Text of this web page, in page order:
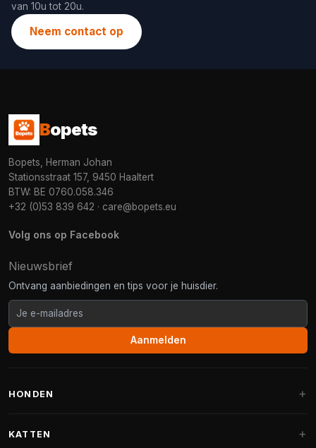
van 10u tot 20u.
Neem contact op
Bopets
Bopets, Herman Johan
Stationsstraat 157, 9450 Haaltert
BTW: BE 0760.058.346
+32 (0)53 839 642 · care@bopets.eu
Volg ons op Facebook
Nieuwsbrief
Ontvang aanbiedingen en tips voor je huisdier.
Aanmelden
HONDEN
KATTEN